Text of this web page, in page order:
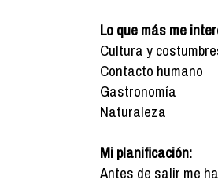
Lo que más me
Cultura y
Contacto humano
Gastronomía
Naturaleza
Mi planificación:
Antes de salir me